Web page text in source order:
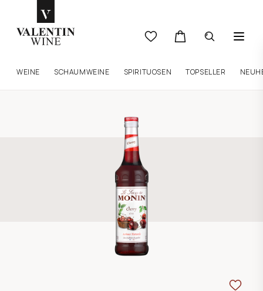
WEINE SCHAUMWEINE SPIRITUOSEN TOPSELLER